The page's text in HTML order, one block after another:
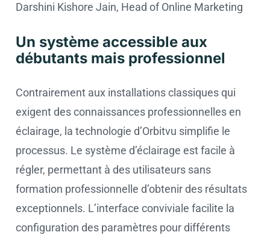
Darshini Kishore Jain, Head of Online Marketing
Un système accessible aux
débutants mais professionnel
Contrairement aux installations classiques qui
exigent des connaissances professionnelles en
éclairage, la technologie d’Orbitvu simplifie le
processus. Le système d’éclairage est facile à
régler, permettant à des utilisateurs sans
formation professionnelle d’obtenir des résultats
exceptionnels. L’interface conviviale facilite la
configuration des paramètres pour différents